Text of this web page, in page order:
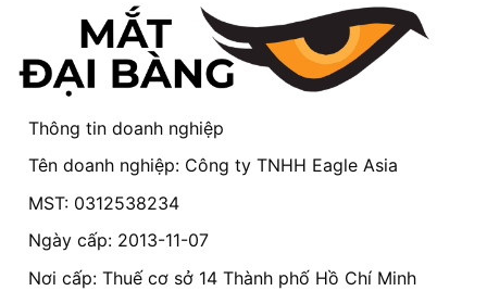
Thông tin doanh nghiệp
Tên doanh nghiệp: Công ty TNHH Eagle Asia
MST: 0312538234
Ngày cấp: 2013-11-07
Nơi cấp: Thuế cơ sở 14 Thành phố Hồ Chí Minh